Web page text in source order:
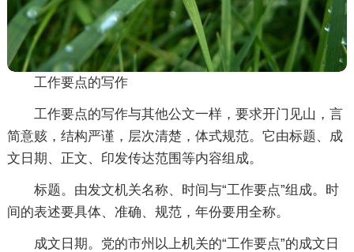
工作要点的写作
工作要点的写作与其他公文一样，要求开门见山，言
简意赅，结构严谨，层次清楚，体式规范。它由标题、成
文日期、正文、印发传达范围等内容组成。
标题。由发文机关名称、时间与“工作要点”组成。时
间的表述要具体、准确、规范，年份要用全称。
成文日期。党的市州以上机关的“工作要点”的成文日